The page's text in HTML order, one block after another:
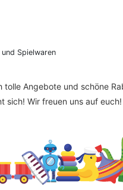
und Spielwaren
Angebote und schöne
sich! Wir freuen uns auf euch!